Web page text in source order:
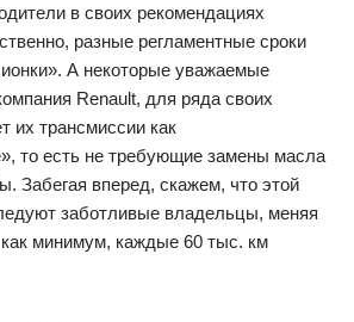
в своих рекомендациях
разные регламентные сроки
А некоторые уважаемые
Renault, для ряда своих
их трансмиссии как
то есть не требующие замены масла
Забегая вперед, скажем, что этой
заботливые владельцы, меняя
минимум, каждые 60 тыс. км